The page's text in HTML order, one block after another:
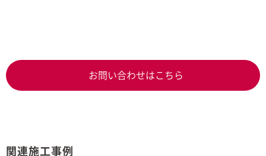
お問い合わせはこちら
関連施工事例